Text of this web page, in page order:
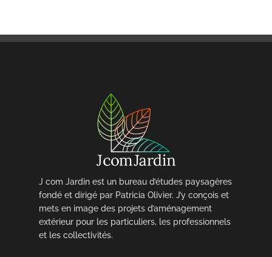
J com Jardin est un bureau d’études paysagères
fondé et dirigé par Patricia Olivier. J’y conçois et
mets en image des projets d’aménagement
extérieur pour les particuliers, les professionnels
et les collectivités.